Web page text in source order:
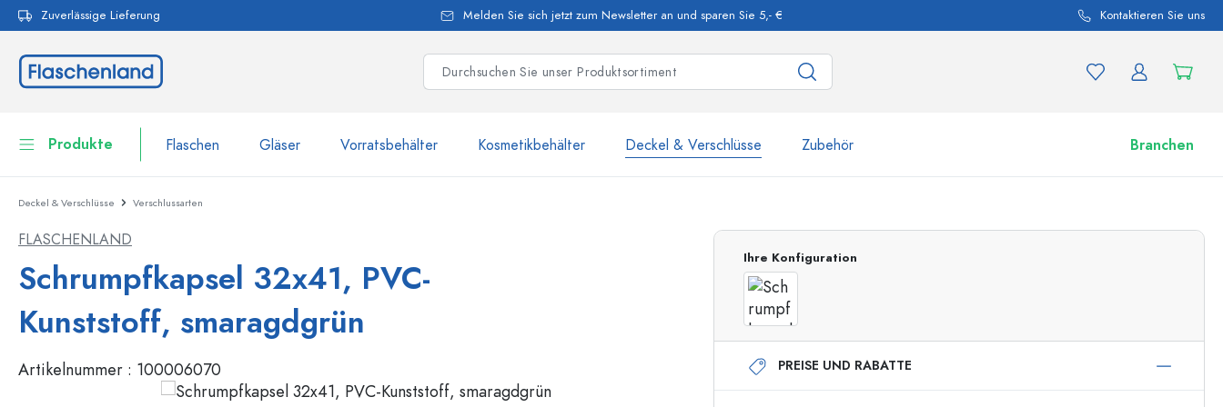
Zur Hauptnavigation springen
Zuverlässige Lieferung Melden Sie sich jetzt zum Newsletter an und sparen Sie 5,- € Kontaktieren Sie uns
Produkte Flaschen Gläser Vorratsbehälter Kosmetikbehälter Deckel & Verschlüsse Zubehör Branchen
Flaschen
Vorratsbehälter
Geschirr
Kosmetikbehälter
WECK-Flaschen
Flaschen nach Volumen
100 ml Flaschen
500 ml Flaschen
750 ml Flaschen
1000 ml Flaschen
Zu den Gläsern
Deckel & Verschlüsse Verschlussarten
FLASCHENLAND
Schrumpfkapsel 32x41, PVC-
Kunststoff, smaragdgrün
Artikelnummer : 100006070
Ihre Konfiguration
PREISE UND RABATTE